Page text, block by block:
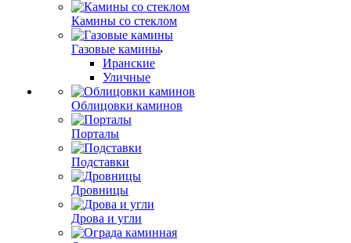
Камины со стеклом
Газовые камины
Иранские
Уличные
Облицовки каминов
Порталы
Подставки
Дровницы
Дрова и угли